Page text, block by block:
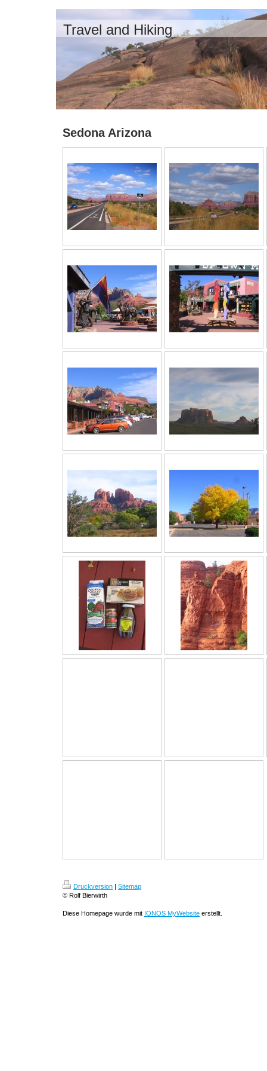
Travel and Hiking
Sedona Arizona
Druckversion | Sitemap
© Rolf Bierwirth
Diese Homepage wurde mit IONOS MyWebsite erstellt.